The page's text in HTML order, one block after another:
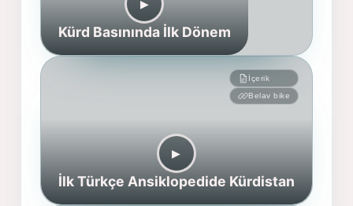
▶︎
Kürd Basınında İlk Dönem
İçerik
Belav bike
▶︎
İlk Türkçe Ansiklopedide Kürdistan